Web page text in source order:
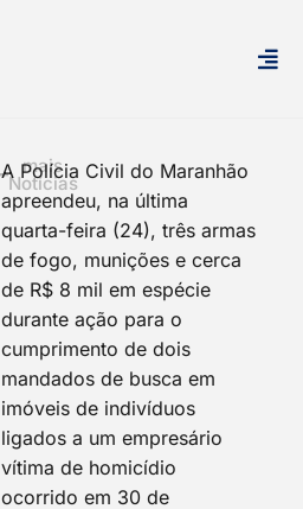
mais
Notícias
A Polícia Civil do Maranhão
apreendeu, na última
quarta-feira (24), três armas
de fogo, munições e cerca
de R$ 8 mil em espécie
durante ação para o
cumprimento de dois
mandados de busca em
imóveis de indivíduos
ligados a um empresário
vítima de homicídio
ocorrido em 30 de